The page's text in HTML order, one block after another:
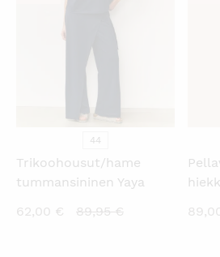
44
Trikoohousut/hame
tummansininen Yaya
62,00 €
Nykyinen
89,95€Alkuperäinen